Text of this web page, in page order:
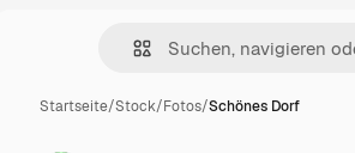
Startseite/Stock/Fotos/Schönes Dorf